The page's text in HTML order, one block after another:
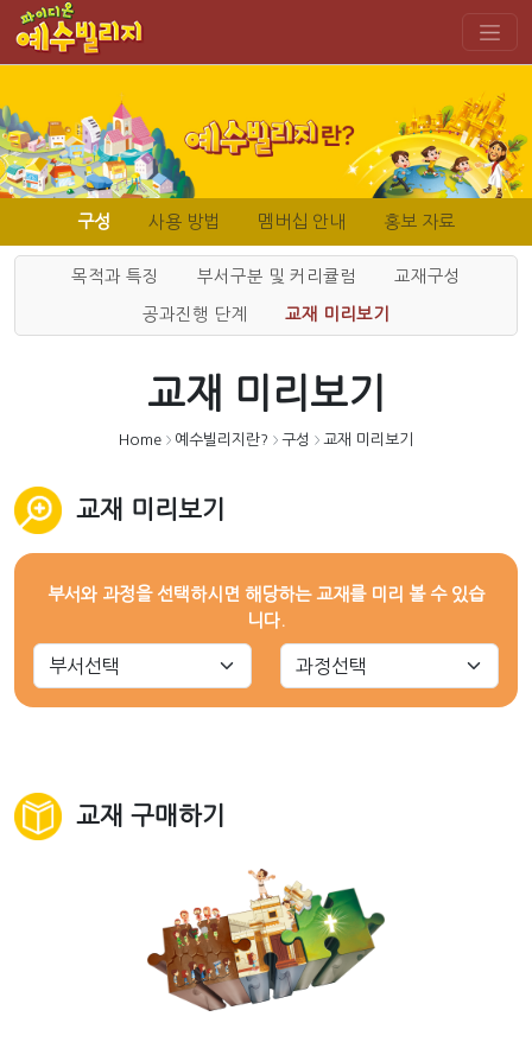
구성 사용 방법 멤버십 안내 홍보 자료
목적과 특징 부서구분 및 커리큘럼 교재구성
공과진행 단계 교재 미리보기
교재 미리보기
Home >예수빌리지란? >구성 >교재 미리보기
교재 미리보기
부서와 과정을 선택하시면 해당하는 교재를 미리 볼 수 있습
니다.
교재 구매하기